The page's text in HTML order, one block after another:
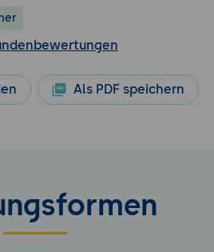
Als PDF speichern